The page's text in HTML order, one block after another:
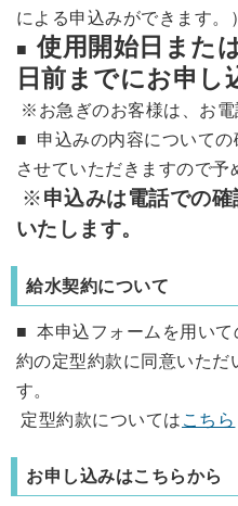
による申込みができます。）
■使用開始日また
日前までにお申し
※お急ぎのお客様は、お電
■ 申込みの内容について
させていただきますので予
※申込みは電話での
いたします。
給水契約について
■ 本申込フォームを用い
約の定型約款に同意いただ
す。
定型約款については こちら
お申し込みはこちらから